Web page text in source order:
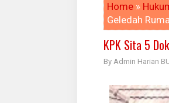
Home »
Geledah
KPK Sita 5
By Admin Harian